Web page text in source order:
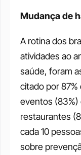
Mudança de
A rotina dos
atividades ao
saúde, foram
citado por
eventos (83%)
restaurantes
cada 10
sobre